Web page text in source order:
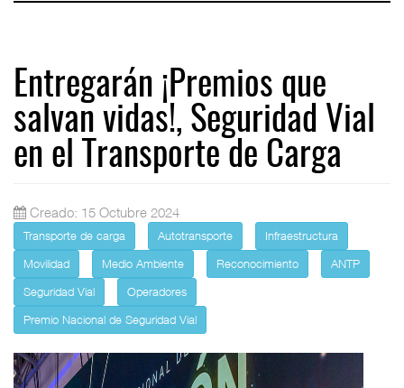
Entregarán ¡Premios que
salvan vidas!, Seguridad Vial
en el Transporte de Carga
Creado: 15 Octubre 2024
Transporte de carga Autotransporte
Infraestructura
Movilidad
Medio Ambiente Reconocimiento
ANTP
Seguridad Vial
Operadores
Premio Nacional de Seguridad Vial